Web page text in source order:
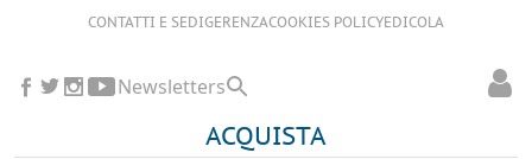
CONTATTI E SEDIGERENZACOOKIES POLICYEDICOLA
ACQUISTA
Newsletters